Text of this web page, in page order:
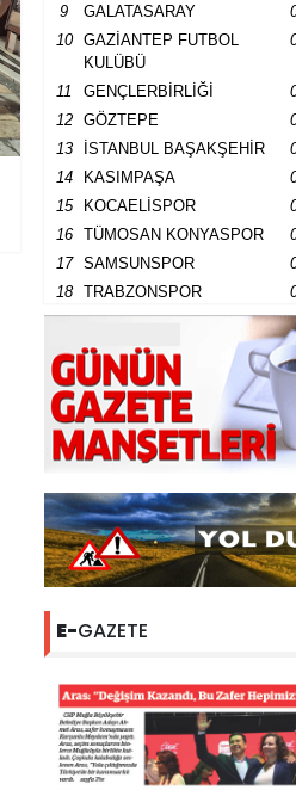
9
GALATASARAY
10
GAZİANTEP FUTBOL
KULÜBÜ
11 GENÇLERBİRLİĞİ
12
GÖZTEPE
13
İSTANBUL BAŞAKŞEHİR
14
KASIMPAŞA
15
KOCAELİSPOR
16
TÜMOSAN KONYASPOR
17
SAMSUNSPOR
18
TRABZONSPOR
E-GAZETE